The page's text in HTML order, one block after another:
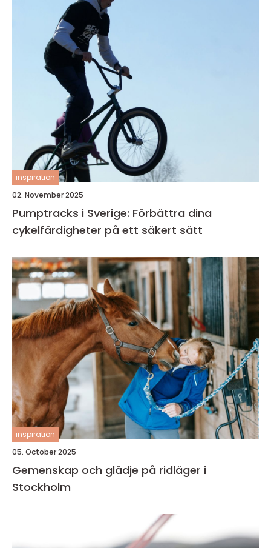
inspiration
02. November 2025
Pumptracks i Sverige: Förbättra dina
cykelfärdigheter på ett säkert sätt
inspiration
05. October 2025
Gemenskap och glädje på ridläger i
Stockholm